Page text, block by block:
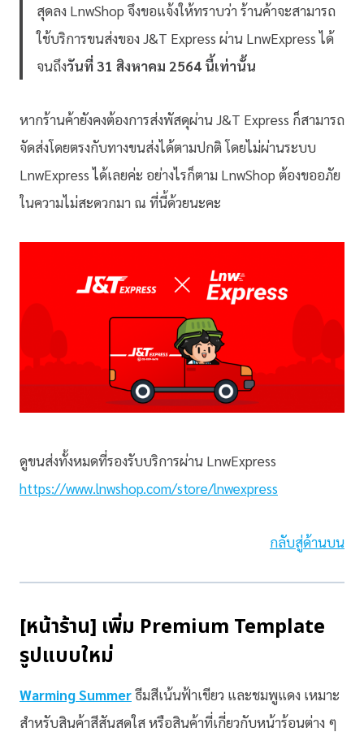
สุดลง LnwShop จึงขอแจ้งให้ทราบว่า ร้านค้าจะสามารถ
ใช้บริการขนส่งของ J&T Express ผ่าน LnwExpress ได้
จนถึงวันที่ 31 สิงหาคม 2564 นี้เท่านั้น
หากร้านค้ายังคงต้องการส่งพัสดุผ่าน J&T Express ก็สามารถ
จัดส่งโดยตรงกับทางขนส่งได้ตามปกติ โดยไม่ผ่านระบบ
LnwExpress ได้เลยค่ะ อย่างไรก็ตาม LnwShop ต้องขออภัย
ในความไม่สะดวกมา ณ ที่นี้ด้วยนะคะ
ดูขนส่งทั้งหมดที่รองรับบริการผ่าน LnwExpress
https://www.lnwshop.com/store/lnwexpress
กลับสู่ด้านบน
[หน้าร้าน] เพิ่ม Premium Template
รูปแบบใหม่
Warming Summerธีมสีเน้นฟ้าเขียว และชมพูแดง เหมาะ
สำหรับสินค้าสีสันสดใส หรือสินค้าที่เกี่ยวกับหน้าร้อนต่าง ๆ